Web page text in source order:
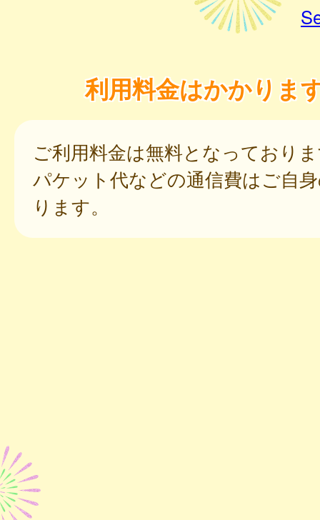
利用料金はかかりま
ご利用料金は無料となっており
パケット代などの通信費はご自
ります。